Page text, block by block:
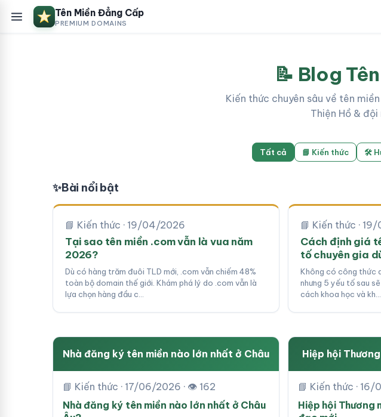
Tên Miền Đẳng Cấp
PREMIUM DOMAINS
📝 Blog
Kiến thức chuyên sâu về tên
Thiện Hồ &
Tất cả 📘 Kiến thức 🛠
✨Bài nổi bật
📘 Kiến thức · 19/04/2026
Tại sao tên miền .com vẫn là vua năm
2026?
Dù có hàng trăm đuôi TLD mới, .com vẫn chiếm 48%
toàn bộ domain thế giới. Khám phá lý do .com vẫn là
lựa chọn hàng đầu c…
📘 Kiến thức ·
Cách định giá
tố chuyên gia
Không có công thức
nhưng 5 yếu tố sau
cách khoa học và kh…
Nhà đăng ký tên miền nào lớn nhất ở Châu
📘 Kiến thức · 17/06/2026 · 👁 162
Nhà đăng ký tên miền nào lớn nhất ở Châu
Hiệp hội
📘 Kiến thức ·
Hiệp hội Thương